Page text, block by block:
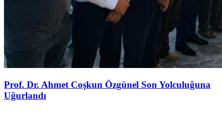
Prof. Dr. Ahmet Coşkun Özgünel Son Yolculuğuna
Uğurlandı